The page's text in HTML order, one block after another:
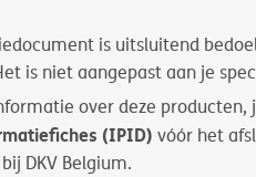
is uitsluitend
is niet aangepast aan je
over deze
(IPID) vóór het
DKV Belgium.